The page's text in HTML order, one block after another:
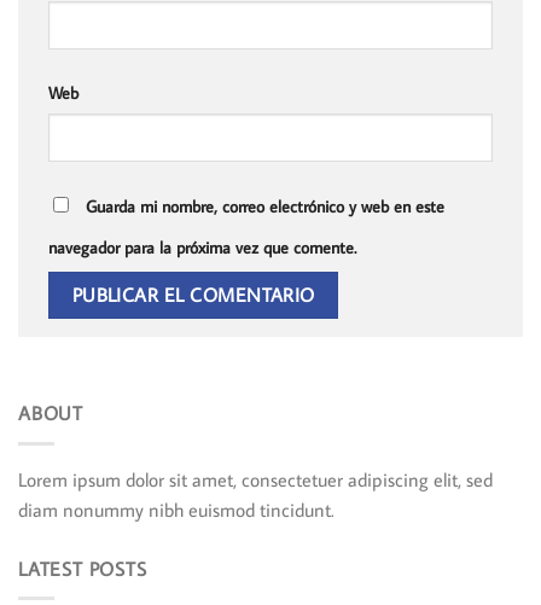
ABOUT
Lorem ipsum dolor sit amet, consectetuer adipiscing elit, sed
diam nonummy nibh euismod tincidunt.
LATEST POSTS
Web
Guarda mi nombre, correo electrónico y web en este
navegador para la próxima vez que comente.